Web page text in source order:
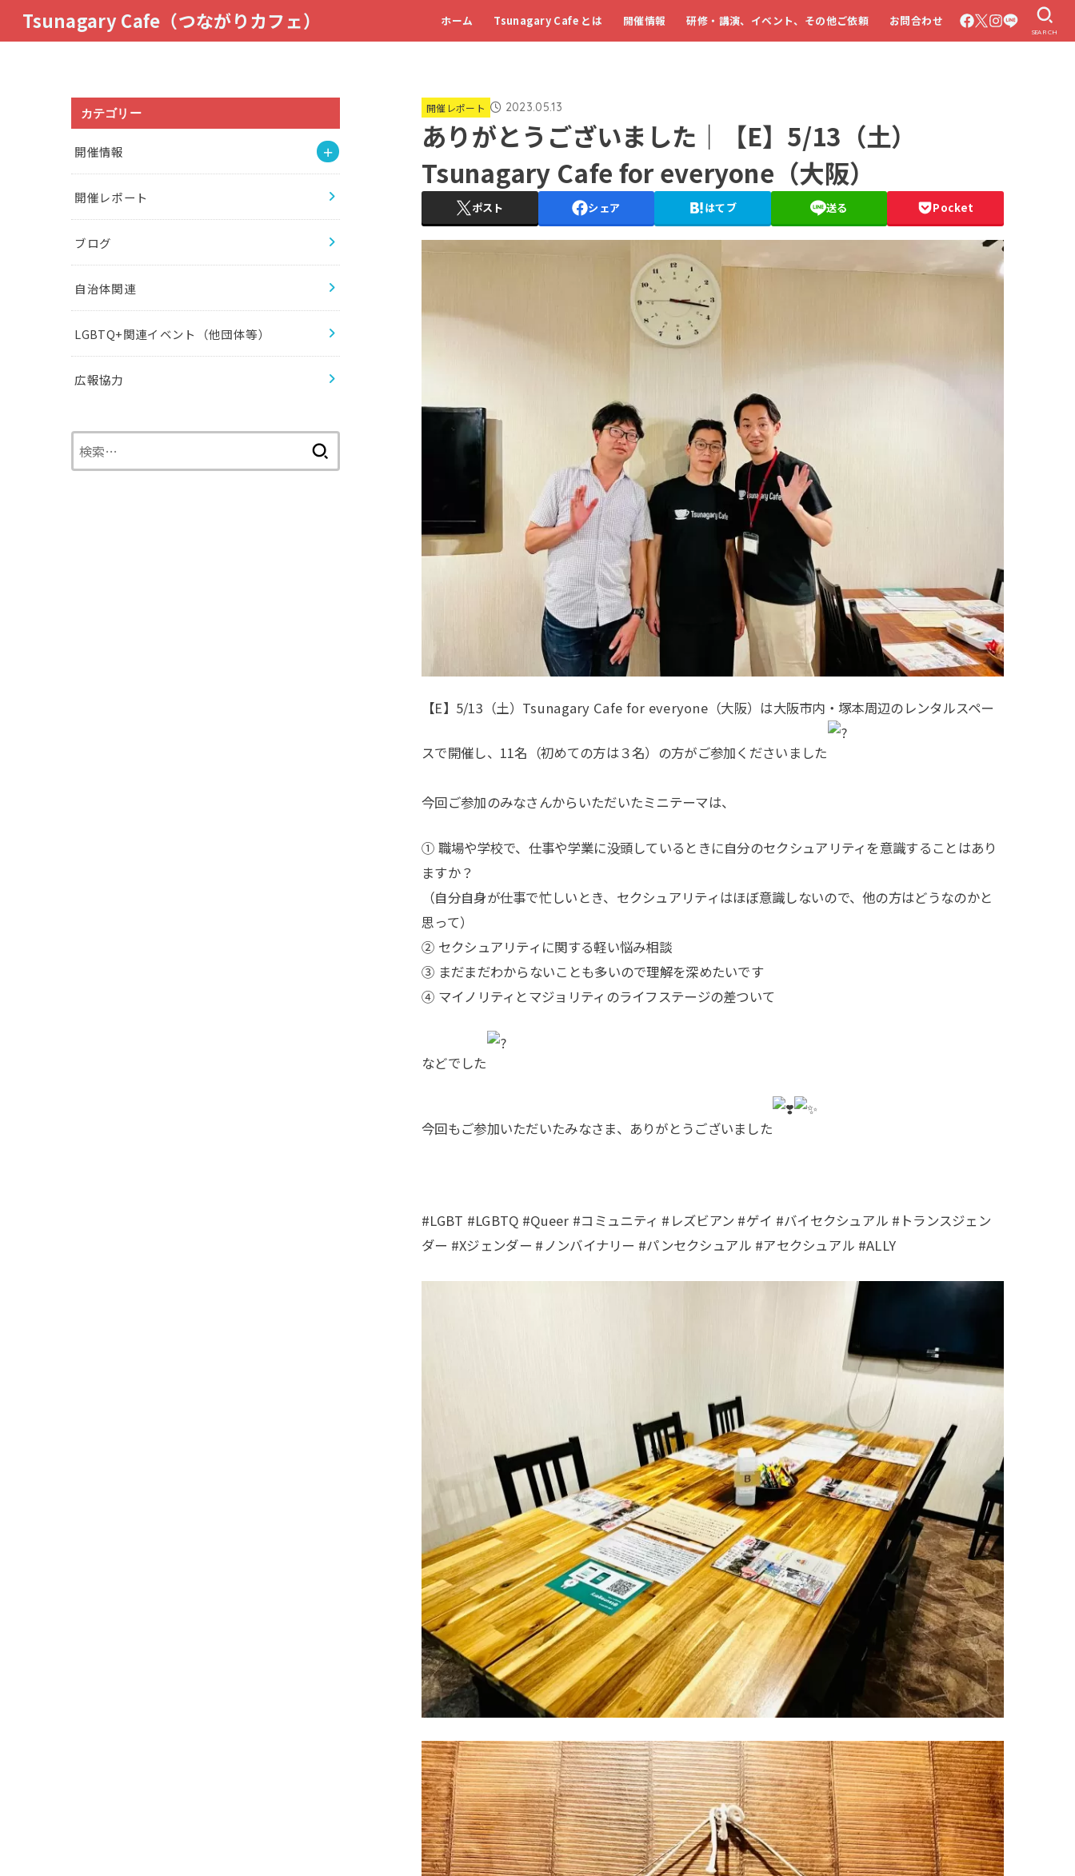
Tsunagary Cafe（つながりカフェ） ホーム Tsunagary Cafe とは 開催情報 研修・講演、イベント、その他ご依頼 お問合わせ
SEARCH
開催レポート 2023.05.13
ありがとうございました｜【E】5/13（土）
Tsunagary Cafe for everyone（大阪）
ポスト シェア はてブ 送る Pocket
【E】5/13（土）Tsunagary Cafe for everyone（大阪）は大阪市内・塚本周辺のレンタルスペー
スで開催し、11名（初めての方は３名）の方がご参加くださいました
今回ご参加のみなさんからいただいたミニテーマは、
① 職場や学校で、仕事や学業に没頭しているときに自分のセクシュアリティを意識することはあり
ますか？
（自分自身が仕事で忙しいとき、セクシュアリティはほぼ意識しないので、他の方はどうなのかと
思って）
② セクシュアリティに関する軽い悩み相談
③ まだまだわからないことも多いので理解を深めたいです
④ マイノリティとマジョリティのライフステージの差ついて
などでした
今回もご参加いただいたみなさま、ありがとうございました
#LGBT #LGBTQ #Queer #コミュニティ #レズビアン #ゲイ #バイセクシュアル #トランスジェン
ダー #Xジェンダー #ノンバイナリー #パンセクシュアル #アセクシュアル #ALLY
カテゴリー
開催情報
開催レポート
ブログ
自治体関連
LGBTQ+関連イベント（他団体等）
広報協力